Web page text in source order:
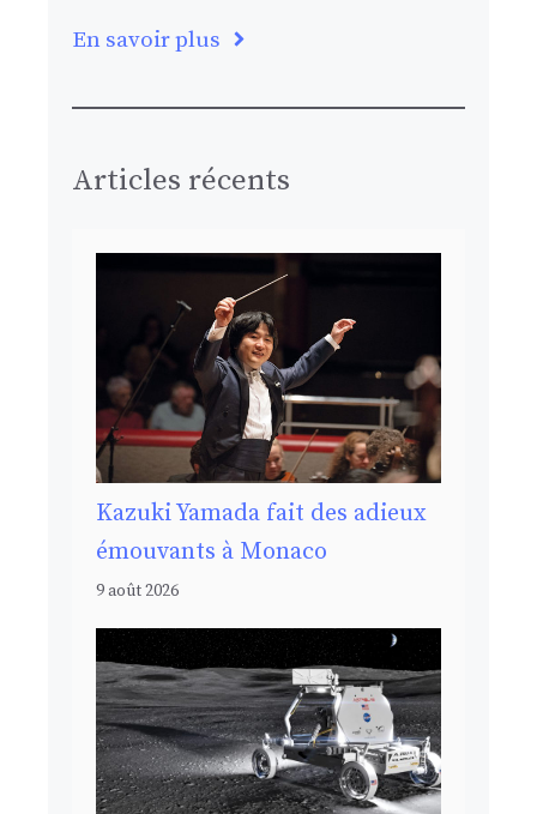
En savoir plus
Articles récents
Kazuki Yamada fait des adieux
émouvants à Monaco
9 août 2026